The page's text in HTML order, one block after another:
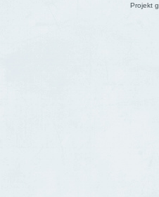
Projekt